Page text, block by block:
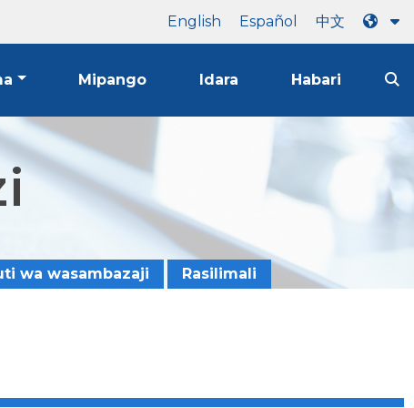
English Español 中文
Mipango Idara Habari
wa wasambazaji Rasilimali